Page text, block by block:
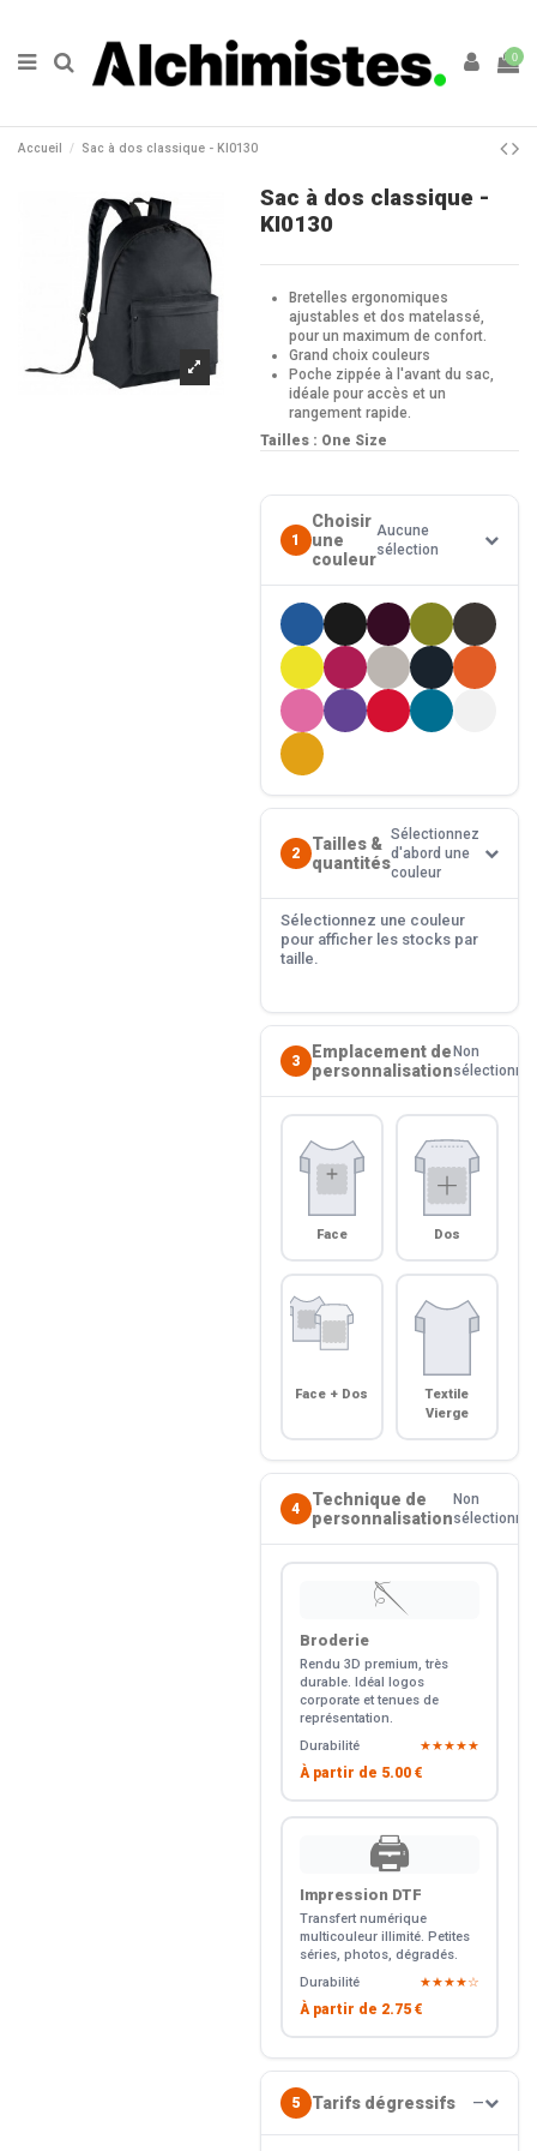
0
Accueil Sac à dos classique - KI0130
Sac à dos classique -
KI0130
Bretelles ergonomiques
ajustables et dos matelassé,
pour un maximum de confort.
Grand choix couleurs
Poche zippée à l'avant du sac,
idéale pour accès et un
rangement rapide.
Tailles : One Size
1
Choisir
une
couleur
Aucune
sélection
2
Tailles &
quantités
Sélectionnez
d'abord une
couleur
Sélectionnez une couleur
pour afficher les stocks par
taille.
3
Emplacement de
personnalisation
Non
sélectionné
Face Dos
Face + Dos
Textile
Vierge
4
Technique de
personnalisation
Non
sélectionné
🪡
Broderie
Rendu 3D premium, très
durable. Idéal logos
corporate et tenues de
représentation.
Durabilité
★★★★★
À partir de 5.00 €
🖨️
Impression DTF
Transfert numérique
multicouleur illimité. Petites
séries, photos, dégradés.
Durabilité
★★★★☆
À partir de 2.75 €
5 Tarifs dégressifs —